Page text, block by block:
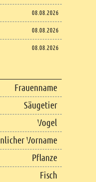
08.08.2026
08.08.2026
08.08.2026
Frauenname
Säugetier
Vogel
Vorname
Pflanze
Fisch